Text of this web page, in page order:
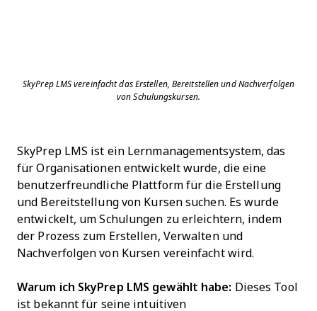
SkyPrep LMS vereinfacht das Erstellen, Bereitstellen und Nachverfolgen
von Schulungskursen.
SkyPrep LMS ist ein Lernmanagementsystem, das
für Organisationen entwickelt wurde, die eine
benutzerfreundliche Plattform für die Erstellung
und Bereitstellung von Kursen suchen. Es wurde
entwickelt, um Schulungen zu erleichtern, indem
der Prozess zum Erstellen, Verwalten und
Nachverfolgen von Kursen vereinfacht wird.
Warum ich SkyPrep LMS gewählt habe: Dieses Tool
ist bekannt für seine intuitiven